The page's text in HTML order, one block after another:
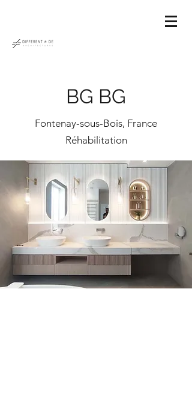
BG BG
Fontenay-sous-Bois, France
Réhabilitation